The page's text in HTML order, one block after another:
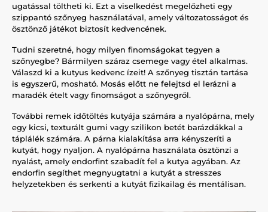
ugatással töltheti ki. Ezt a viselkedést megelőzheti egy
szippantó szőnyeg használatával, amely változatosságot és
ösztönző játékot biztosít kedvencének.
Tudni szeretné, hogy milyen finomságokat tegyen a
szőnyegbe? Bármilyen száraz csemege vagy étel alkalmas.
Válaszd ki a kutyus kedvenc ízeit! A szőnyeg tisztán tartása
is egyszerű, mosható. Mosás előtt ne felejtsd el lerázni a
maradék ételt vagy finomságot a szőnyegről.
További remek időtöltés kutyája számára a nyalópárna, mely
egy kicsi, texturált gumi vagy szilikon betét barázdákkal a
táplálék számára. A párna kialakítása arra kényszeríti a
kutyát, hogy nyaljon. A nyalópárna használata ösztönzi a
nyalást, amely endorfint szabadít fel a kutya agyában. Az
endorfin segíthet megnyugtatni a kutyát a stresszes
helyzetekben és serkenti a kutyát fizikailag és mentálisan.